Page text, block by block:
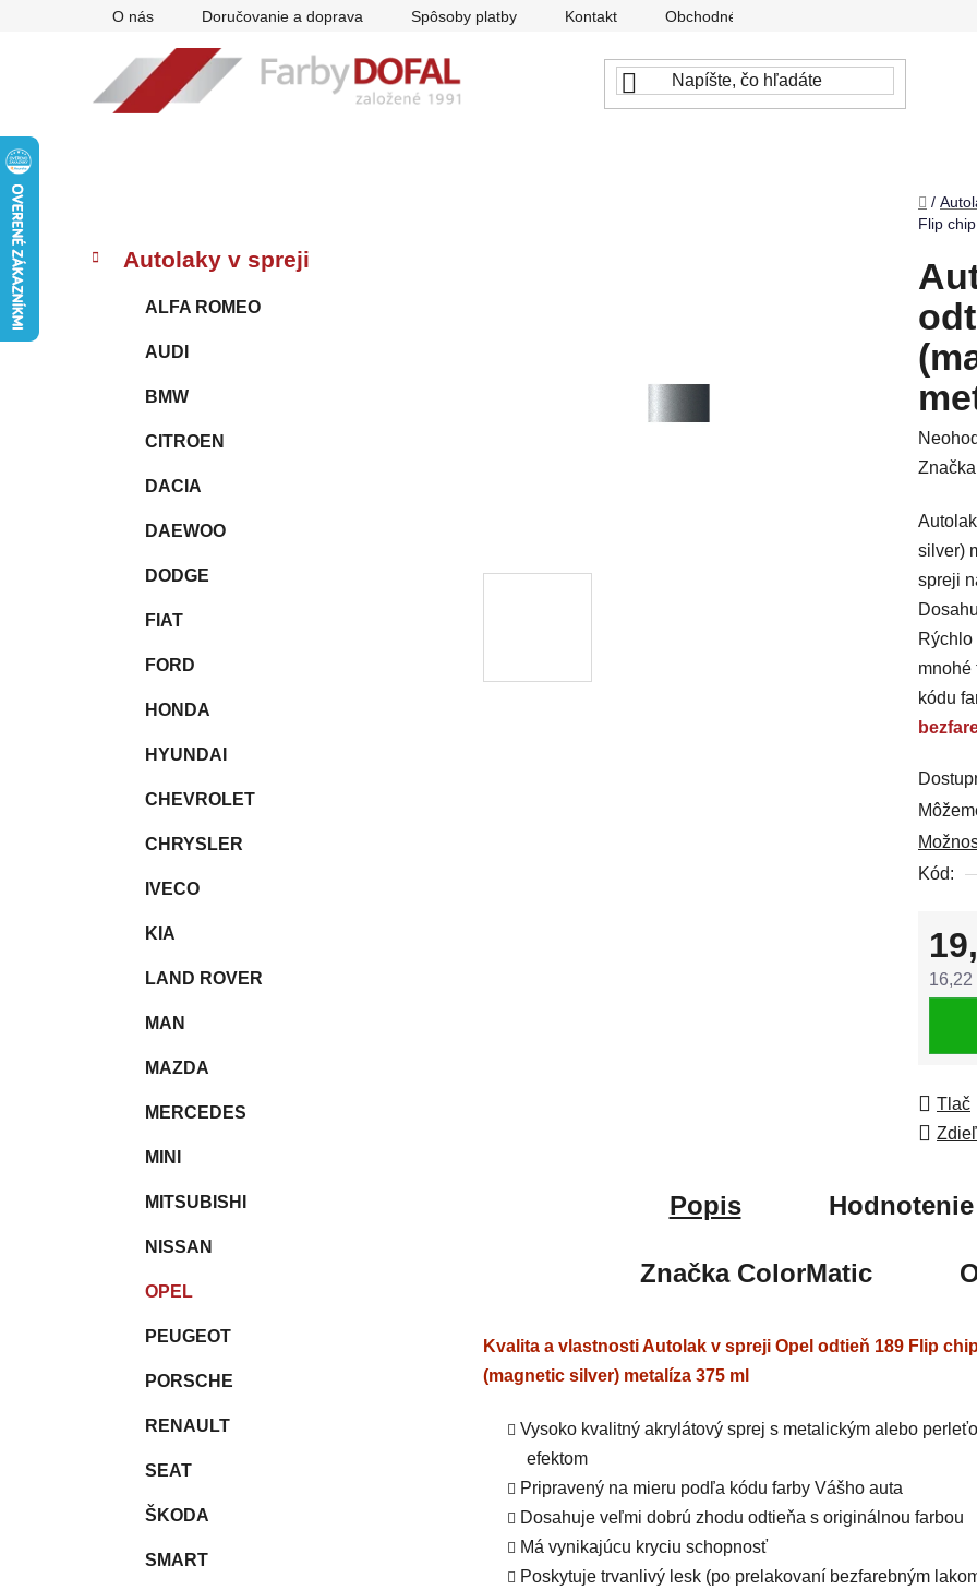
O nás Doručovanie a doprava Spôsoby platby Kontakt Obchodné podmienky
Domov
/
Flip
B
kategórie
a
Autolaky v spreji
ALFA ROMEO
AUDI
BMW
CITROEN
DACIA
DAEWOO
DODGE
FIAT
FORD
HONDA
HYUNDAI
CHEVROLET
CHRYSLER
IVECO
KIA
LAND ROVER
MAN
MAZDA
MERCEDES
MINI
MITSUBISHI
NISSAN
OPEL
PEUGEOT
PORSCHE
RENAULT
SEAT
ŠKODA
SMART
je
0,0
z
5
silver)
spreji
Rýchlo
mnohé
kódu
Kód:
16,22
Tlač
Popis Hodnotenie
ZnačkaColorMatic
Kvalita a vlastnosti Autolak v spreji Opel odtieň 189 Flip
(magnetic silver) metalíza 375 ml
Vysoko kvalitný akrylátový sprej s metalickým alebo
efektom
Pripravený na mieru podľa kódu farby Vášho auta
Dosahuje veľmi dobrú zhodu odtieňa s originálnou farbou
Má vynikajúcu kryciu schopnosť
Poskytuje trvanlivý lesk (po prelakovaní bezfarebným